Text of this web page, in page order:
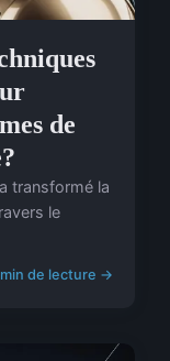
de
transformé la
le
de lecture →